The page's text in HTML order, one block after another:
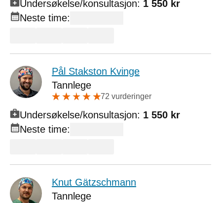
Undersøkelse/konsultasjon: 1 550 kr
Neste time:
Pål Stakston Kvinge
Tannlege
72 vurderinger
Undersøkelse/konsultasjon: 1 550 kr
Neste time:
Knut Gätzschmann
Tannlege